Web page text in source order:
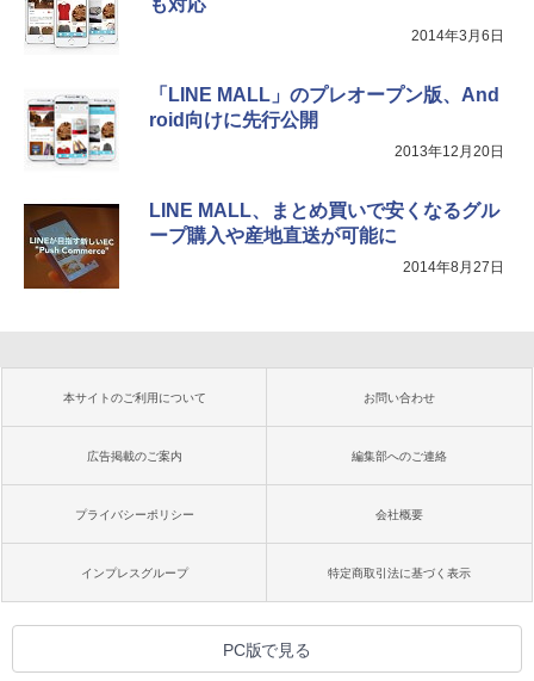
も対応
2014年3月6日
「LINE MALL」のプレオープン版、And
roid向けに先行公開
2013年12月20日
LINE MALL、まとめ買いで安くなるグル
ープ購入や産地直送が可能に
2014年8月27日
本サイトのご利用について お問い合わせ
広告掲載のご案内 編集部へのご連絡
プライバシーポリシー 会社概要
インプレスグループ 特定商取引法に基づく表示
PC版で見る